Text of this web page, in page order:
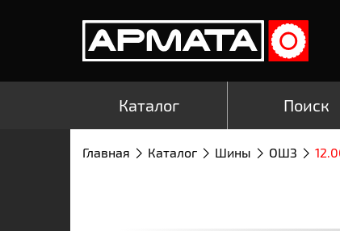
Каталог Поиск
Главная Каталог Шины ОШЗ